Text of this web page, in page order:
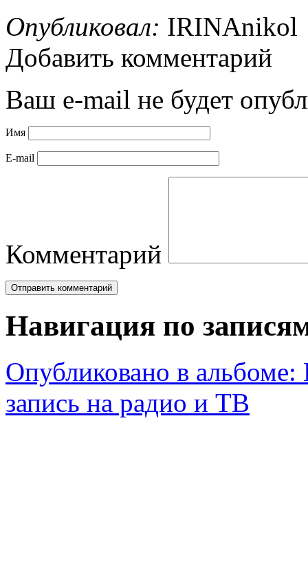
Опубликовал: IRINAnikol
Добавить комментарий
Ваш e-mail не будет
Имя
E-mail
Комментарий
Навигация по
Опубликовано в альбоме:
запись на радио и ТВ